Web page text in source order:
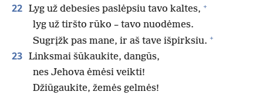
22 Lyg už debesies paslėpsiu tavo kaltes, +
lyg už tiršto rūko – tavo nuodėmes.
Sugrįžk pas mane, ir aš tave išpirksiu. +
23 Linksmai šūkaukite, dangūs,
nes Jehova ėmėsi veikti!
Džiūgaukite, žemės gelmės!